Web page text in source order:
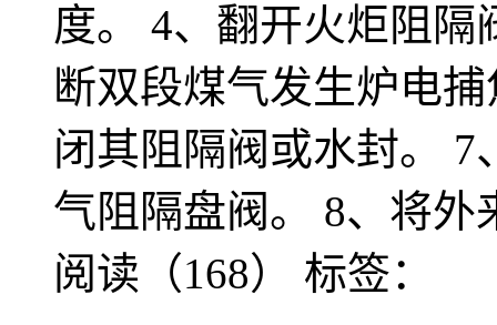
度。 4、翻开火炬阻隔
断双段煤气发生炉电
闭其阻隔阀或水封。
气阻隔盘阀。 8、将外
阅读（168） 标签：